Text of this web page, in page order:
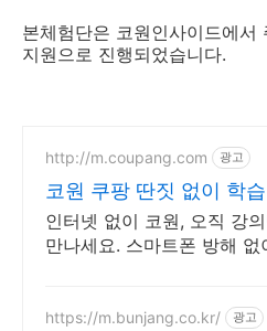
본체험단은 코원인사이드에서
지원으로 진행되었습니다.
http://m.coupang.com 광고
코원 쿠팡 딴짓 없이 학
인터넷 없이 코원, 오직 강
만나세요. 스마트폰 방해 없
https://m.bunjang.co.kr/ 광고